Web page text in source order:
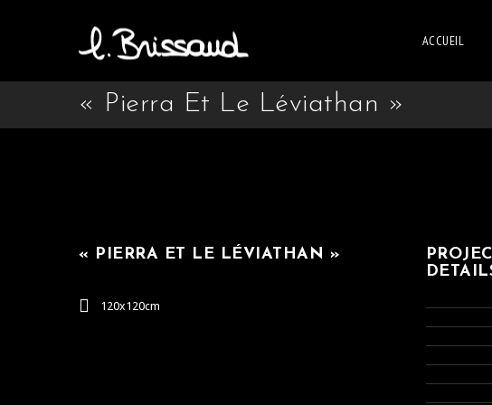
ACCUEIL
« Pierra Et Le Léviathan »
« PIERRA ET LE LÉVIATHAN »
120x120cm